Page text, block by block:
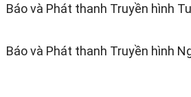
Báo và Phát thanh Truyền hình
Báo và Phát thanh Truyền hình